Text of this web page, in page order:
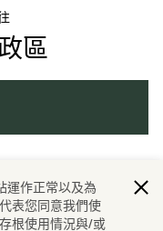
區
旅程 / 航空
運作正常以及為
表您同意我們使
根使用情況與/或